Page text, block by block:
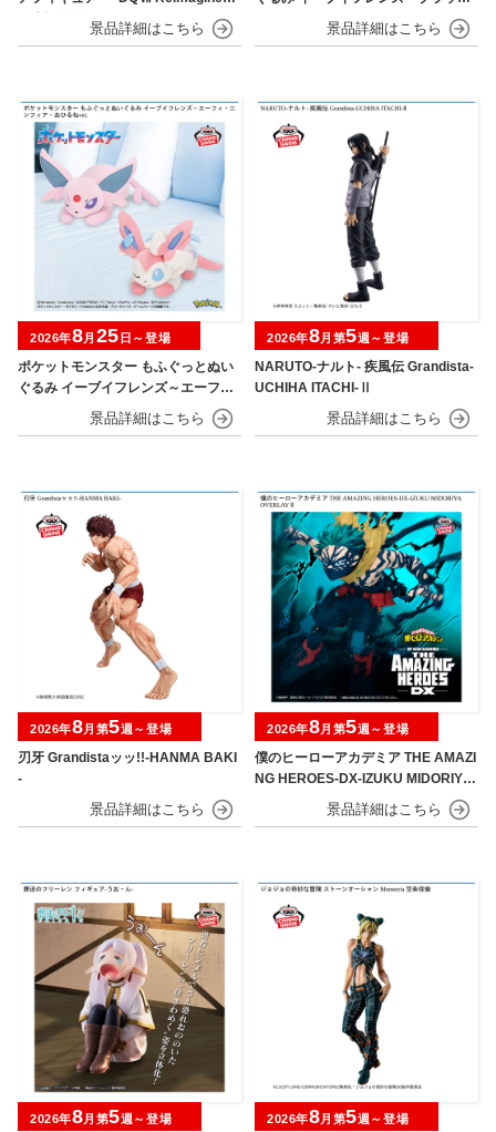
発売記念編~
ー・リーフィア～おひるねver.
ポケットモンスター もふぐっとぬい
ぐるみ イーブイフレンズ～エーフ
ィ・ニンフィア～おひるねver.
2026年8月 25 日～登場
NARUTO-ナルト- 疾風伝 Grandista-
UCHIHA ITACHI-Ⅱ
2026年8月第5週～登場
刃牙 Grandistaッッ!!-HANMA BAKI
-
2026年8月第5週～登場
僕のヒーローアカデミア THE AMAZI
NG HEROES-DX-IZUKU MIDORIYA
OVERLAY Ⅱ
2026年8月第5週～登場
2026年8月第5週～登場 2026年8月第5週～登場